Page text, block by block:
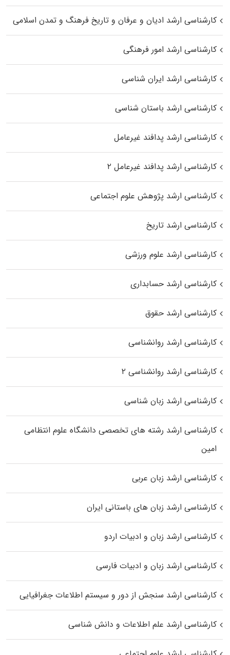
کارشناسی ارشد ادیان و عرفان و تاریخ فرهنگ و تمدن اسلامی
کارشناسی ارشد امور فرهنگی
کارشناسی ارشد ایران شناسی
کارشناسی ارشد باستان شناسی
کارشناسی ارشد پدافند غیرعامل
کارشناسی ارشد پدافند غیرعامل ۲
کارشناسی ارشد پژوهش علوم اجتماعی
کارشناسی ارشد تاریخ
کارشناسی ارشد علوم ورزشی
کارشناسی ارشد حسابداری
کارشناسی ارشد حقوق
کارشناسی ارشد روانشناسی
کارشناسی ارشد روانشناسی ۲
کارشناسی ارشد زبان شناسی
کارشناسی ارشد رﺷﺘﻪ ﻫﺎی تخصصی داﻧﺸﮕﺎه ﻋﻠﻮم انتظامی
اﻣﻴﻦ
کارشناسی ارشد زبان عربی
کارشناسی ارشد زبان‌ های باستانی ایران
کارشناسی ارشد زبان و ادبیات اردو
کارشناسی ارشد زبان و ادبیات فارسی
کارشناسی ارشد سنجش از دور و سیستم اطلاعات جغرافیایی
کارشناسی ارشد علم اطلاعات و دانش شناسی